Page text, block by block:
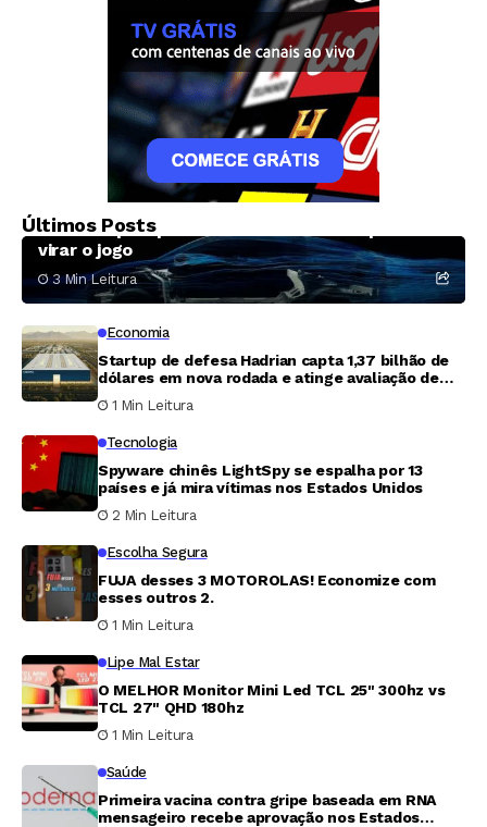
Últimos Posts
Economia
A aposta da Ford em uma picape elétrica
barata e por que ela talvez não baste para
virar o jogo
3 Min Leitura
Economia
Startup de defesa Hadrian capta 1,37 bilhão de
dólares em nova rodada e atinge avaliação de
1 Min Leitura
Tecnologia
Spyware chinês LightSpy se espalha por 13
países e já mira vítimas nos Estados Unidos
2 Min Leitura
Escolha Segura
FUJA desses 3 MOTOROLAS! Economize com
esses outros 2.
1 Min Leitura
Lipe Mal Estar
O MELHOR Monitor Mini Led TCL 25" 300hz vs
TCL 27" QHD 180hz
1 Min Leitura
Saúde
Primeira vacina contra gripe baseada em RNA
mensageiro recebe aprovação nos Estados